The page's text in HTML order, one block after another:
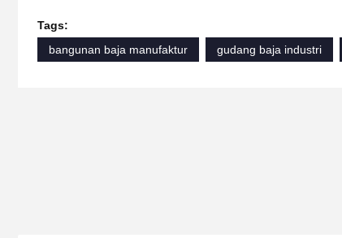
Tags:
bangunan baja manufaktur
gudang baja industri